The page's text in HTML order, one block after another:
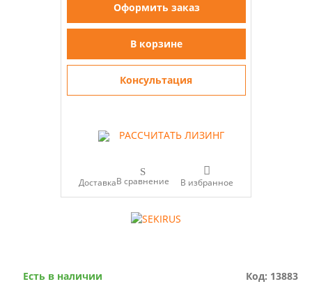
Есть в наличии Код: 13883
Оформить заказ
В корзине
Консультация
РАССЧИТАТЬ ЛИЗИНГ
ДоставкаВ сравнение